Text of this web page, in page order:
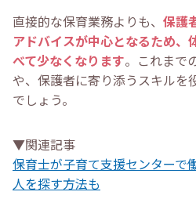
直接的な保育業務よりも、 保護
アドバイスが中心となるため、
べて少なくなります。これまで
や、保護者に寄り添うスキルを
でしょう。
▼関連記事
保育士が子育て支援センターで
人を探す方法も